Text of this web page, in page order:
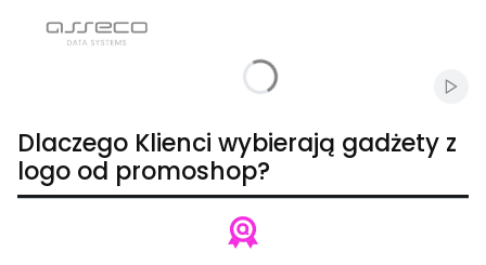
Dlaczego Klienci wybierają gadżety z
logo od promoshop?